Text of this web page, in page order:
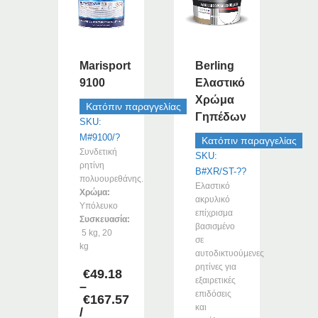
παραλλαγές.
επιλεγούν
σελίδα
προϊόντος
παραλλαγές.
επιλεγούν
στη
σελίδα
προϊόντος
Marisport
9100
Κατόπιν παραγγελίας
SKU:
M#9100/?
Συνδετική
ρητίνη
πολυουρεθάνης.
Χρώμα:
Υπόλευκο
Συσκευασία:
5 kg, 20
kg
€49.18
–
€167.57
Price
/
Berling
Ελαστικό
Χρώμα
Γηπέδων
Κατόπιν παραγγελίας
SKU:
B#XR/ST-??
Ελαστικό
ακρυλικό
επίχρισμα
βασισμένο
σε
αυτοδικτυούμενες
ρητίνες για
εξαιρετικές
επιδόσεις
και